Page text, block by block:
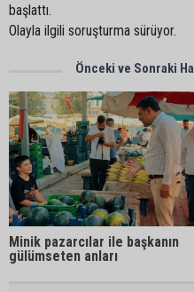
başlattı.
Olayla ilgili soruşturma sürüyor.
Önceki ve Sonraki
Minik pazarcılar ile başkanın
gülümseten anları